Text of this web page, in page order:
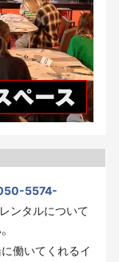
5574-
ンタルについて
働いてくれるイ